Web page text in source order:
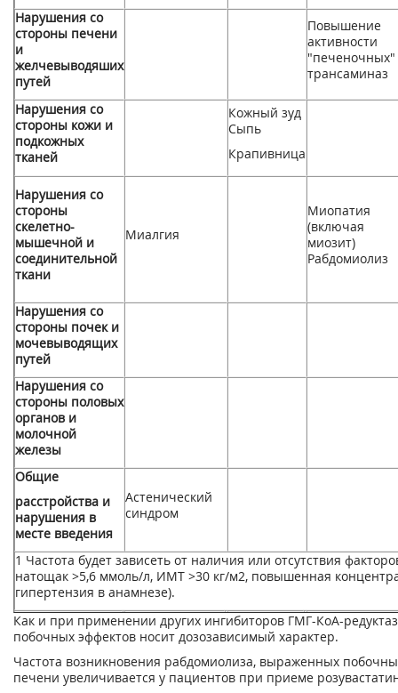
Нарушения со
стороны печени
и
желчевыводяших
путей
Повышение
активности
"печеночных"
трансаминаз
Нарушения со
стороны кожи и
подкожных
тканей
Кожный зуд
Сыпь
Крапивница
Нарушения со
стороны
скелетно-
мышечной и
соединительной
ткани
Миалгия
Миопатия
(включая
миозит)
Рабдомиолиз
Нарушения со
стороны почек и
мочевыводящих
путей
Нарушения со
стороны половых
органов и
молочной
железы
Общие
расстройства и
нарушения в
месте введения
Астеничес­кий
синдром
1 Частота будет зависеть от наличия или отсутствия
натощак >5,6 ммоль/л, ИМТ >30 кг/м2, повышенная
гипертензия в анамнезе).
Как и при применении других ингибиторов ГМГ-КоА-
побочных эффектов носит дозозависимый характер.
Частота возникновения рабдомиолиза, выраженных
печени увеличивается у пациентов при приеме